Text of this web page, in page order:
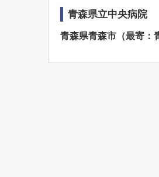
青森県立中央病院
青森県青森市（最寄：